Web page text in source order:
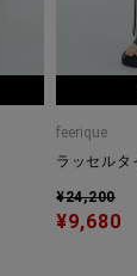
feerique
ラッセルタ
¥24,200
¥9,680